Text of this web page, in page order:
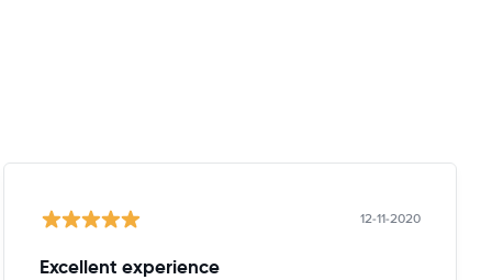
12-11-2020
Excellent experience